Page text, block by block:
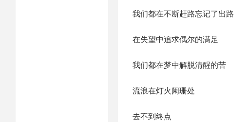
我们都在不断赶路忘记了出路
在失望中追求偶尔的满足
我们都在梦中解脱清醒的苦
流浪在灯火阑珊处
去不到终点